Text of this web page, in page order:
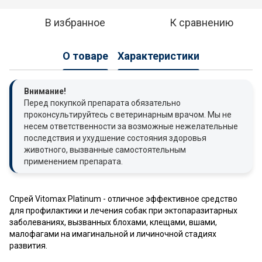
В избранное К сравнению
О товаре Характеристики
Внимание!
Перед покупкой препарата обязательно
проконсультируйтесь с ветеринарным врачом. Мы не
несем ответственности за возможные нежелательные
последствия и ухудшение состояния здоровья
животного, вызванные самостоятельным
применением препарата.
Спрей Vitomax Platinum - отличное эффективное средство
для профилактики и лечения собак при эктопаразитарных
заболеваниях, вызванных блохами, клещами, вшами,
малофагами на имагинальной и личиночной стадиях
развития.